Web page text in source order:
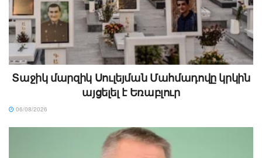
Տաջիկ մարզիկ Սուլեյման Մահմադովը կրկին
այցելել է Եռաբլուր
06/08/2026